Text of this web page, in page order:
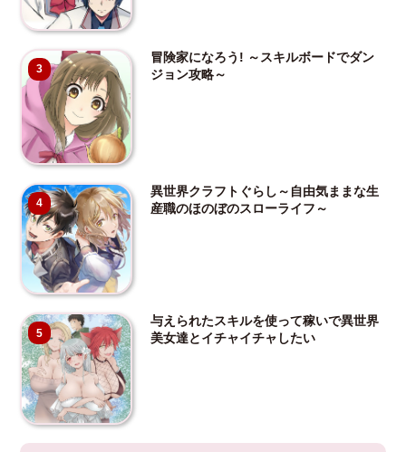
3
冒険家になろう! ～スキルボードでダン
ジョン攻略～
4
異世界クラフトぐらし～自由気ままな生
産職のほのぼのスローライフ～
5
与えられたスキルを使って稼いで異世界
美女達とイチャイチャしたい